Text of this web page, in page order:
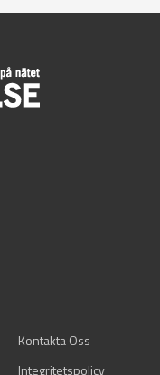
Kontakta Oss
Integritetspolicy